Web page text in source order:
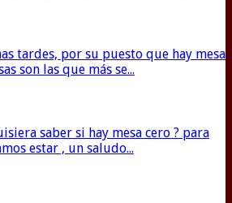
tardes, por su puesto que hay mesa
son las que más se...
saber si hay mesa cero ? para
estar , un saludo...